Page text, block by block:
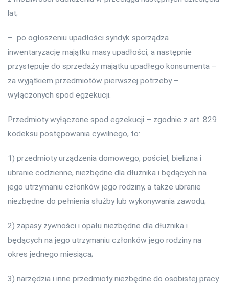
lat;
– po ogłoszeniu upadłości syndyk sporządza
inwentaryzację majątku masy upadłości, a następnie
przystępuje do sprzedaży majątku upadłego konsumenta –
za wyjątkiem przedmiotów pierwszej potrzeby –
wyłączonych spod egzekucji.
Przedmioty wyłączone spod egzekucji – zgodnie z art. 829
kodeksu postępowania cywilnego, to:
1) przedmioty urządzenia domowego, pościel, bielizna i
ubranie codzienne, niezbędne dla dłużnika i będących na
jego utrzymaniu członków jego rodziny, a także ubranie
niezbędne do pełnienia służby lub wykonywania zawodu;
2) zapasy żywności i opału niezbędne dla dłużnika i
będących na jego utrzymaniu członków jego rodziny na
okres jednego miesiąca;
3) narzędzia i inne przedmioty niezbędne do osobistej pracy